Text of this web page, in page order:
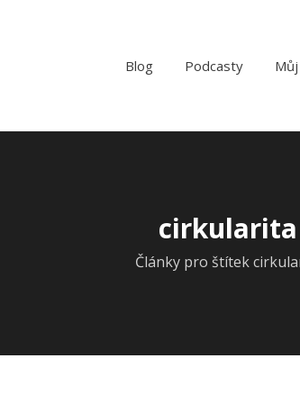
Blog Podcasty
cirkularita
Články pro štítek